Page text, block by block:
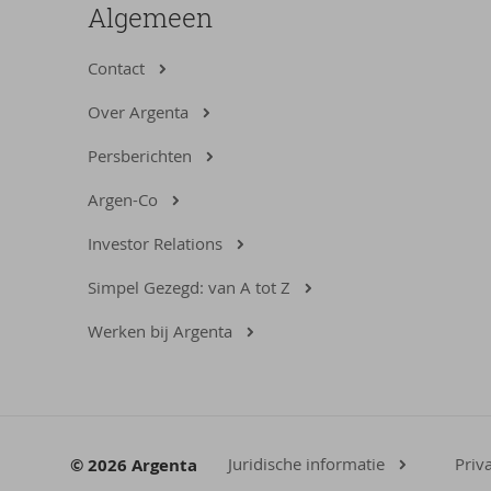
Algemeen
Contact
Over Argenta
Persberichten
Argen-Co
Investor Relations
Simpel Gezegd: van A tot Z
Werken bij Argenta
© 2026 Argenta Juridische informatie